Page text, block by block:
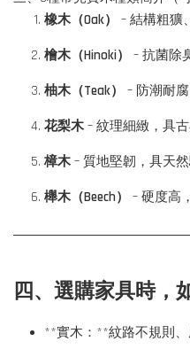
橡木（Oak）
– 結構粗獷
檜木（Hinoki） – 抗菌除
柚木（Teak） – 防潮耐
花梨木– 紋理細緻，具古
樟木– 質地堅韌，具天然
櫸木（Beech） – 硬度高
四、選購家具時，
**實木：**紋路不規則、